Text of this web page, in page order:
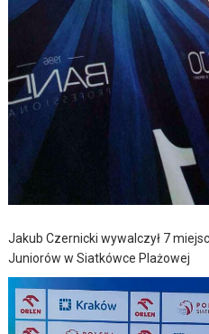
Jakub Czernicki wywalczył 7
Juniorów w Siatkówce Plażowej